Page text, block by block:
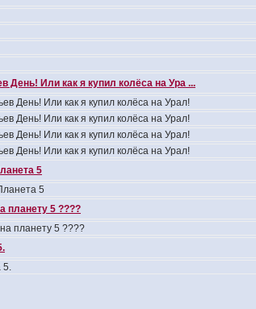
День! Или как я купил колёса на Ура ...
День! Или как я купил колёса на Урал!
День! Или как я купил колёса на Урал!
День! Или как я купил колёса на Урал!
День! Или как я купил колёса на Урал!
5
5
планету 5 ????
планету 5 ????
5.